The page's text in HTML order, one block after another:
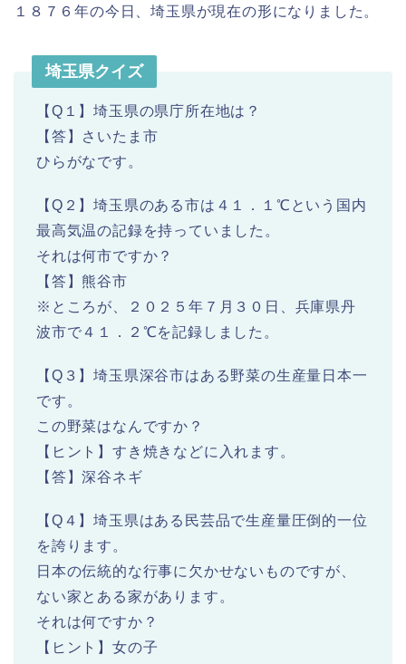
１８７６年の今日、埼玉県が現在の形になりました。
埼玉県クイズ
【Q１】埼玉県の県庁所在地は？
【答】さいたま市
ひらがなです。
【Q２】埼玉県のある市は４１．１℃という国内
最高気温の記録を持っていました。
それは何市ですか？
【答】熊谷市
※ところが、２０２５年７月３０日、兵庫県丹
波市で４１．２℃を記録しました。
【Q３】埼玉県深谷市はある野菜の生産量日本一
です。
この野菜はなんですか？
【ヒント】すき焼きなどに入れます。
【答】深谷ネギ
【Q４】埼玉県はある民芸品で生産量圧倒的一位
を誇ります。
日本の伝統的な行事に欠かせないものですが、
ない家とある家があります。
それは何ですか？
【ヒント】女の子